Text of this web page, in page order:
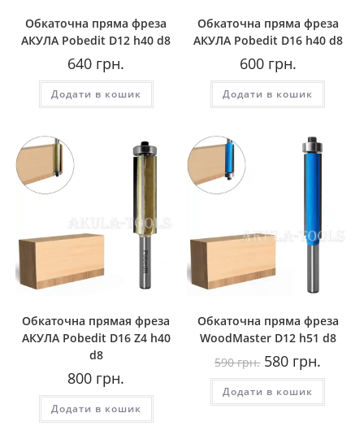
Обкаточна пряма фреза
AКУЛА Pobedit D12 h40 d8
640 грн.
Додати в кошик
Обкаточна пряма фреза
AКУЛА Pobedit D16 h40 d8
600грн.
Додати в кошик
Обкаточна прямая фреза
AКУЛА Pobedit D16 Z4 h40
d8
800 грн.
Додати в кошик
Обкаточна пряма фреза
WoodMaster D12 h51 d8
590грн. Оригінальна
ціна:
590
грн..
580 грн.
580
Додати в кошик